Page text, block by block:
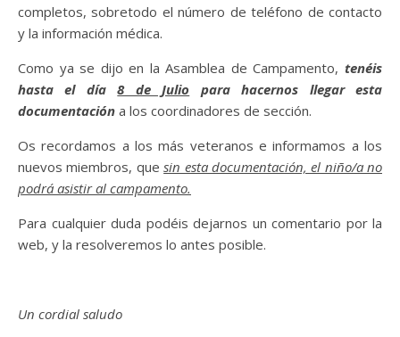
completos, sobretodo el número de teléfono de contacto
y la información médica.
Como ya se dijo en la Asamblea de Campamento, tenéis
hasta el día8 de Julio para hacernos llegar esta
documentación a los coordinadores de sección.
Os recordamos a los más veteranos e informamos a los
nuevos miembros, quesin esta documentación, el niño/a no
podrá asistir al campamento.
Para cualquier duda podéis dejarnos un comentario por la
web, y la resolveremos lo antes posible.
Un cordial saludo